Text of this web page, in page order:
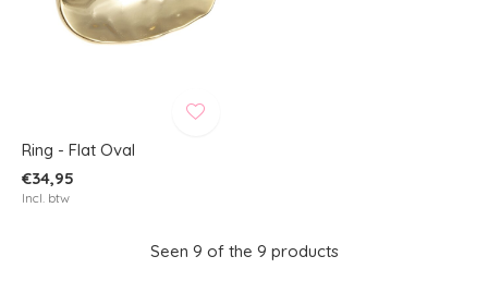
Ring - Flat Oval
€34,95
Incl. btw
Seen 9 of the 9 products